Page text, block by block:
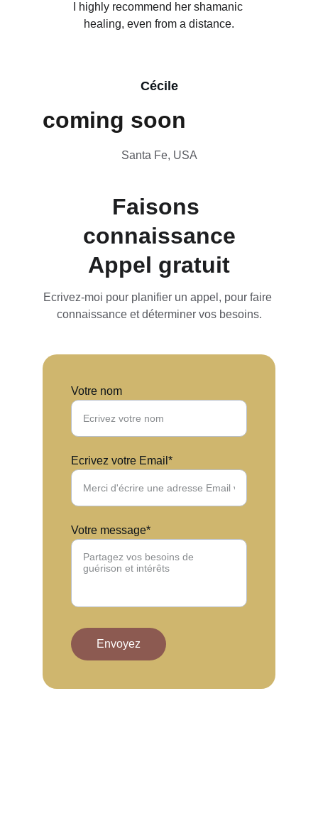
I highly recommend her shamanic
healing, even from a distance.
Cécile
coming soon
Santa Fe, USA
Faisons
connaissance
Appel gratuit
Votre nom
Ecrivez votre Email*
Votre message*
Envoyez
Ecrivez-moi pour planifier un appel, pour faire
connaissance et déterminer vos besoins.